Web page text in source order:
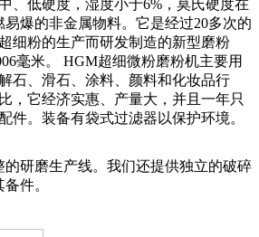
、低硬度，湿度小于6%，莫氏硬度在
易爆的非金属物料。它是经过20多次的
细粉的生产而研发制造的新型磨粉
毫米。 HGM超细微粉磨粉机主要用
石、滑石、涂料、颜料和化妆品行
，它经济实惠、产量大，并且一年只
件。装备有袋式过滤器以保护环境。
研磨生产线。我们还提供独立的破碎
件。